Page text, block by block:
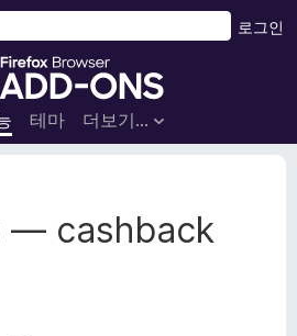
F
r
e
브
테마 더보기…
로그인
— cashback